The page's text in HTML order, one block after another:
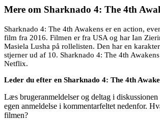
Mere om Sharknado 4: The 4th
Sharknado 4: The 4th Awakens er en action,
film fra 2016. Filmen er fra USA og har Ian
Masiela Lusha på rollelisten. Den har en
stjerner ud af 10. Sharknado 4: The 4th
Netflix.
Leder du efter en Sharknado 4: The 4th
Læs brugeranmeldelser og deltag i
egen anmeldelse i kommentarfeltet nedenfor.
filmen?